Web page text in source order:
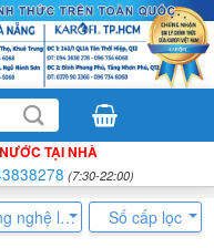
TẠI NHÀ
(7:30-22:00)
Công nghệ làm lạnh
Số cấp lọc